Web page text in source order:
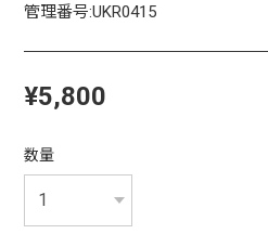
管理番号:UKR0415
¥5,800
数量